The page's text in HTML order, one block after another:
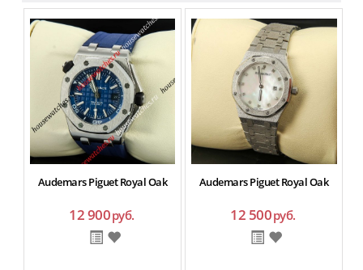
Audemars Piguet Royal Oak
12 900руб.
Audemars Piguet Royal Oak
12 500руб.